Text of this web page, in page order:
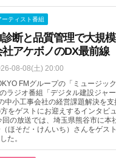
ーティスト番組
診断と品質管理で大規
社アケボノのDX最前線
08-08(土) 20:00
FMグループの「ミュージッ
ラジオ番組「デジタル建設ジャ
中小工事会社の経営課題解決を
をゲストにお迎えするインタビ
回の放送では、埼玉県熊谷市に
ほそだ・けんいち）さんをゲス
た。